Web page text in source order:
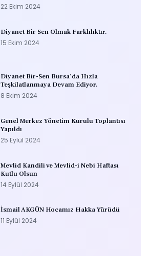
22 Ekim 2024
Diyanet Bir Sen Olmak Farklılıktır.
15 Ekim 2024
Diyanet Bir-Sen Bursa’da Hızla
Teşkilatlanmaya Devam Ediyor.
8 Ekim 2024
Genel Merkez Yönetim Kurulu Toplantısı
Yapıldı
25 Eylül 2024
Mevlid Kandili ve Mevlid-i Nebi Haftası
Kutlu Olsun
14 Eylül 2024
İsmail AKGÜN Hocamız Hakka Yürüdü
11 Eylül 2024